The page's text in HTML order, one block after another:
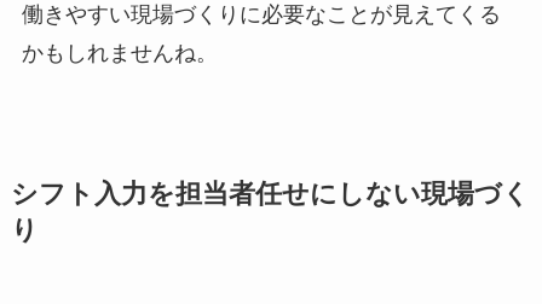
働きやすい現場づくりに必要なことが見えてくる
かもしれませんね。
シフト入力を担当者任せにしない現場づく
り